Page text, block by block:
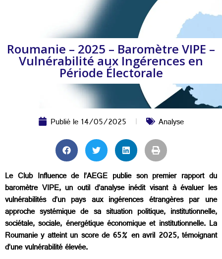
Roumanie – 2025 – Baromètre VIPE –
Vulnérabilité aux Ingérences en
Période Électorale
Publié le14/05/2025 Analyse
Le Club Influence de l’AEGE publie son premier rapport du
baromètre VIPE, un outil d’analyse inédit visant à évaluer les
vulnérabilités d’un pays aux ingérences étrangères par une
approche systémique de sa situation politique, institutionnelle,
sociétale, sociale, énergétique économique et institutionnelle. La
Roumanie y atteint un score de 65% en avril 2025, témoignant
d’une vulnérabilité élevée.